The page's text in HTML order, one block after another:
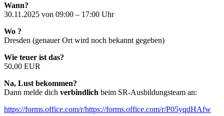
Wann?
30.11.2025 von 09:00 – 17:00 Uhr
Wo ?
Dresden (genauer Ort wird noch bekannt gegeben)
Wie teuer ist das?
50,00 EUR
Na, Lust bekommen?
Dann melde dich verbindlich beim SR-Ausbildungsteam an:
https://forms.office.com/r/https://forms.office.com/r/P05yqdHAfw